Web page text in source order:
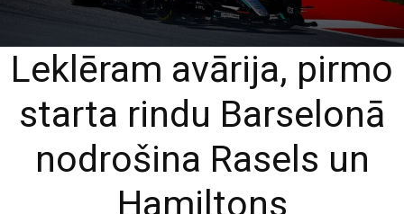
Leklēram avārija, pirmo
starta rindu Barselonā
nodrošina Rasels un
Hamiltons